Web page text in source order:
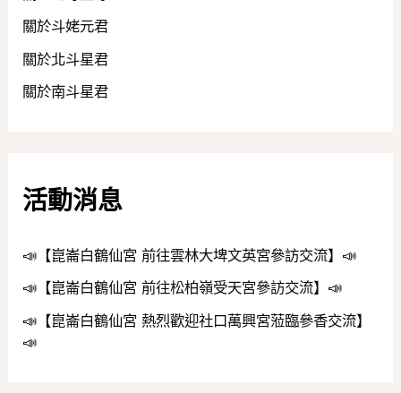
關於斗姥元君
關於北斗星君
關於南斗星君
活動消息
📣【崑崙白鶴仙宮 前往雲林大埤文英宮參訪交流】📣
📣【崑崙白鶴仙宮 前往松柏嶺受天宮參訪交流】📣
📣【崑崙白鶴仙宮 熱烈歡迎社口萬興宮蒞臨參香交流】
📣